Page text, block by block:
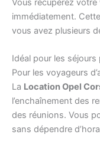
Vous récupérez
immédiatement.
vous avez plusieurs
Idéal pour les
Pour les voyageurs
La Location Opel
l’enchaînement des
des réunions. Vous
sans dépendre